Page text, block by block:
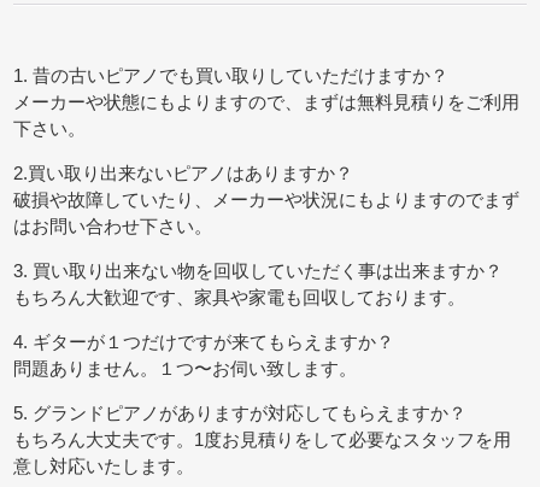
1. 昔の古いピアノでも買い取りしていただけますか？
メーカーや状態にもよりますので、まずは無料見積りをご利用
下さい。
2.買い取り出来ないピアノはありますか？
破損や故障していたり、メーカーや状況にもよりますのでまず
はお問い合わせ下さい。
3. 買い取り出来ない物を回収していただく事は出来ますか？
もちろん大歓迎です、家具や家電も回収しております。
4. ギターが１つだけですが来てもらえますか？
問題ありません。１つ〜お伺い致します。
5. グランドピアノがありますが対応してもらえますか？
もちろん大丈夫です。1度お見積りをして必要なスタッフを用
意し対応いたします。